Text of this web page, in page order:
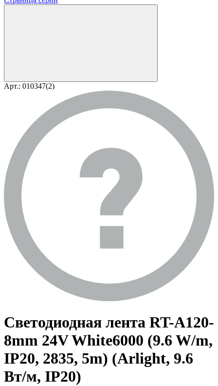
Арт.: 010347(2)
Светодиодная лента RT-A120-
8mm 24V White6000 (9.6 W/m,
IP20, 2835, 5m) (Arlight, 9.6
Вт/м, IP20)